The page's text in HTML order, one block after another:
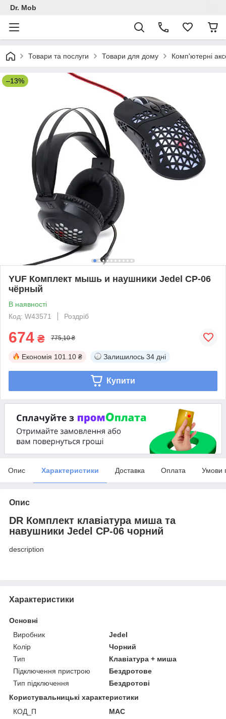
Dr. Mob
Товари та послуги Товари для дому Комп'ютерні
–13%
YUF Комплект мышь и наушники Jedel CP-06
чёрный
В наявності
Код: W43571
Роздріб
674 ₴ 775,10 ₴
Економія 101.10 ₴ Залишилось 34 дні
Купити
Опис Характеристики Доставка Оплата Умови
Опис
DR Комплект клавіатура миша та
навушники Jedel CP-06 чорний
description
Характеристики
Основні
Виробник
Jedel
Колір
Чорний
Тип
Клавіатура + миша
Підключення пристрою
Бездротове
Тип підключення
Бездротові
Користувальницькі характеристики
КОД_П
MAC